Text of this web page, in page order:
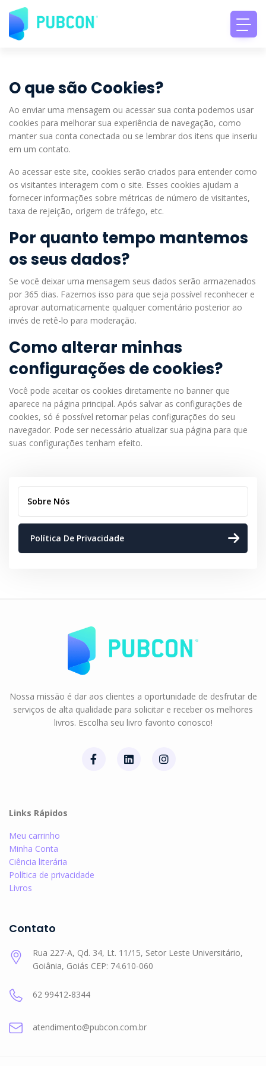
O que são Cookies?
Ao enviar uma mensagem ou acessar sua conta podemos usar
cookies para melhorar sua experiência de navegação, como
manter sua conta conectada ou se lembrar dos itens que inseriu
em um contato.
Ao acessar este site, cookies serão criados para entender como
os visitantes interagem com o site. Esses cookies ajudam a
fornecer informações sobre métricas de número de visitantes,
taxa de rejeição, origem de tráfego, etc.
Por quanto tempo mantemos
os seus dados?
Se você deixar uma mensagem seus dados serão armazenados
por 365 dias. Fazemos isso para que seja possível reconhecer e
aprovar automaticamente qualquer comentário posterior ao
invés de retê-lo para moderação.
Como alterar minhas
configurações de cookies?
Você pode aceitar os cookies diretamente no banner que
aparece na página principal. Após salvar as configurações de
cookies, só é possível retornar pelas configurações do seu
navegador. Pode ser necessário atualizar sua página para que
suas configurações tenham efeito.
Sobre Nós
Política De Privacidade
Nossa missão é dar aos clientes a oportunidade de desfrutar de
serviços de alta qualidade para solicitar e receber os melhores
livros. Escolha seu livro favorito conosco!
Links Rápidos
Meu carrinho
Minha Conta
Ciência literária
Política de privacidade
Livros
Contato
Rua 227-A, Qd. 34, Lt. 11/15, Setor Leste Universitário,
Goiânia, Goiás CEP: 74.610-060
62 99412-8344
atendimento@pubcon.com.br